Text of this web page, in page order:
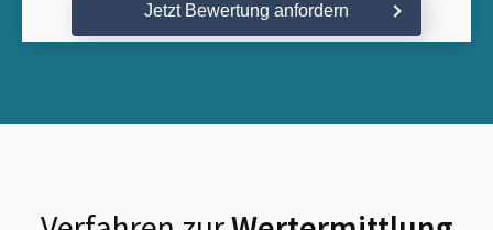
Jetzt Bewertung anfordern